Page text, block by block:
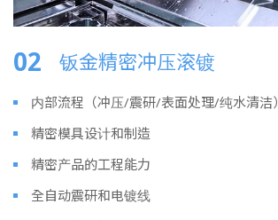
02 钣金精密冲压滚镀
内部流程（冲压/震研/表面处理/纯水清洁）
精密模具设计和制造
精密产品的工程能力
全自动震研和电镀线